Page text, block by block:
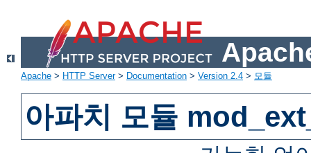
Apache > HTTP Server> Documentation > Version 2.4 > 모듈
아파치 모듈